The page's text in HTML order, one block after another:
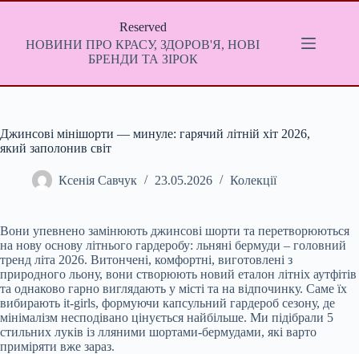
Перейти
Reserved
НОВИНИ ПРО КРАСУ, ЗДОРОВ'Я, НОВІ
БРЕНДИ ТА ЗІРОК
Джинсові мінішорти — минуле: гарячий літній хіт 2026,
який заполонив світ
Ксенія Савчук 23.05.2026 Колекції
Вони упевнено замінюють джинсові шорти та перетворюються
на нову основу літнього гардеробу: льняні бермуди – головний
тренд літа 2026. Витончені, комфортні, виготовлені з
природного льону, вони створюють новий еталон літніх аутфітів
та однаково гарно виглядають у місті та на відпочинку. Саме їх
вибирають it-girls, формуючи капсульний гардероб сезону, де
мінімалізм несподівано цінується найбільше. Ми підібрали 5
стильних луків із лляними шортами-бермудами, які варто
приміряти вже зараз.